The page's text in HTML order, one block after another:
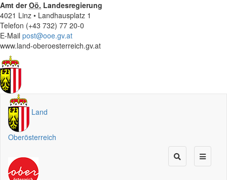
Amt derOö. Landesregierung
4021 Linz • Landhausplatz 1
Telefon (+43 732) 77 20-0
E-Mail post@ooe.gv.at
www.land-oberoesterreich.gv.at
Land
Oberösterreich